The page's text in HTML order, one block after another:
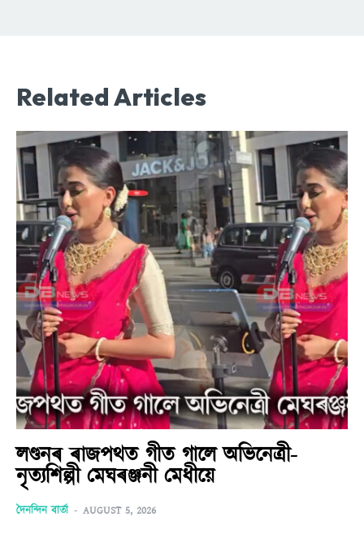
Related Articles
লণ্ডনৰ ৰাজপথত গীত গালে অভিনেত্ৰী-
নৃত্যশিল্পী মেঘৰঞ্জনী মেধীয়ে
দৈনন্দিন বাৰ্তা - AUGUST 5, 2026